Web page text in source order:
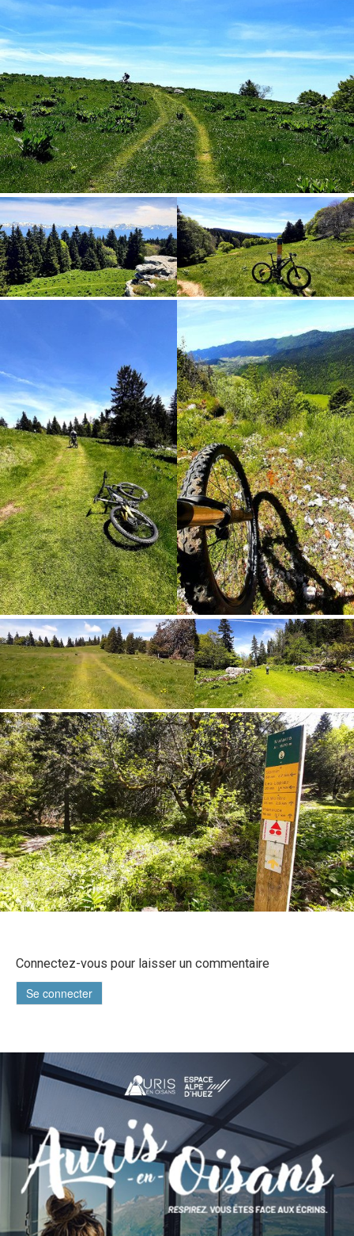
Unmute Loaded:
100.00%
Connectez-vous pour laisser un commentaire
Se connecter